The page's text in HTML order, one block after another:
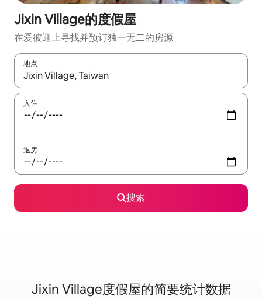
Jixin Village的度假屋
在爱彼迎上寻找并预订独一无二的房源
地点
如有搜索结果，请使用上下方向键查看，或通过点击或滑动手势
入住
退房
搜索
Jixin Village度假屋的简要统计数据